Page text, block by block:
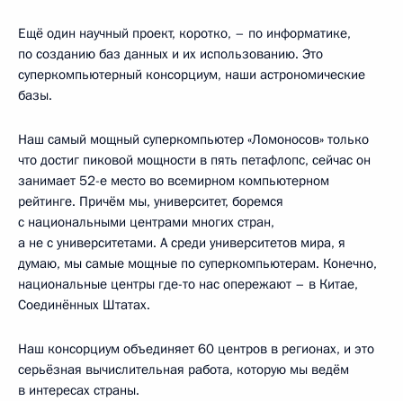
Ещё один научный проект, коротко, – по информатике,
по созданию баз данных и их использованию. Это
суперкомпьютерный консорциум, наши астрономические
базы.
Наш самый мощный суперкомпьютер «Ломоносов» только
что достиг пиковой мощности в пять петафлопс, сейчас он
занимает 52-е место во всемирном компьютерном
рейтинге. Причём мы, университет, боремся
с национальными центрами многих стран,
а не с университетами. А среди университетов мира, я
думаю, мы самые мощные по суперкомпьютерам. Конечно,
национальные центры где-то нас опережают – в Китае,
Соединённых Штатах.
Наш консорциум объединяет 60 центров в регионах, и это
серьёзная вычислительная работа, которую мы ведём
в интересах страны.